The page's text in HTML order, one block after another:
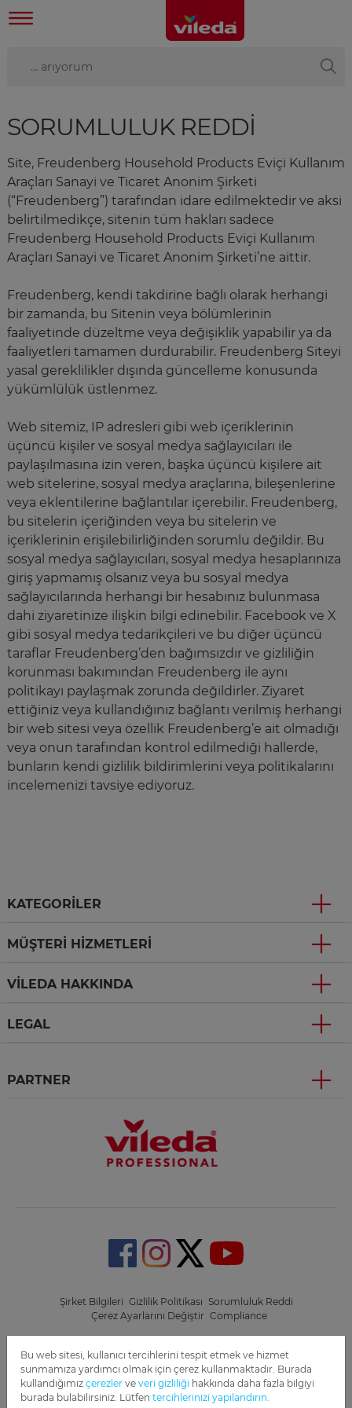
SORUMLULUK REDDI
Site, Freudenberg Household Products Eviçi Kullanım
Araçları Sanayi ve Ticaret Anonim Şirketi
(“Freudenberg”) tarafından idare edilmektedir ve aksi
belirtilmedikçe, sitenin tüm hakları sadece
Freudenberg Household Products Eviçi Kullanım
Araçları Sanayi ve Ticaret Anonim Şirketi’ne aittir.
Freudenberg, kendi takdirine bağlı olarak herhangi
bir zamanda, bu Sitenin veya bölümlerinin
faaliyetinde düzeltme veya değişiklik yapabilir ya da
faaliyetleri tamamen durdurabilir. Freudenberg Siteyi
yasal gereklilikler dışında güncelleme konusunda
yükümlülük üstlenmez.
Web sitemiz, IP adresleri gibi web içeriklerinin
üçüncü kişiler ve sosyal medya sağlayıcıları ile
paylaşılmasına izin veren, başka üçüncü kişilere ait
web sitelerine, sosyal medya araçlarına, bileşenlerine
veya eklentilerine bağlantılar içerebilir. Freudenberg,
bu sitelerin içeriğinden veya bu sitelerin ve
içeriklerinin erişilebilirliğinden sorumlu değildir. Bu
sosyal medya sağlayıcıları, sosyal medya hesaplarınıza
giriş yapmamış olsanız veya bu sosyal medya
sağlayıcılarında herhangi bir hesabınız bulunmasa
dahi ziyaretinize ilişkin bilgi edinebilir. Facebook ve X
gibi sosyal medya tedarikçileri ve bu diğer üçüncü
taraflar Freudenberg’den bağımsızdır ve gizliliğin
korunması bakımından Freudenberg ile aynı
politikayı paylaşmak zorunda değildirler. Ziyaret
ettiğiniz veya kullandığınız bağlantı verilmiş herhangi
bir web sitesi veya özellik Freudenberg’e ait olmadığı
veya onun tarafından kontrol edilmediği hallerde,
bunların kendi gizlilik bildirimlerini veya politikalarını
incelemenizi tavsiye ediyoruz.
KATEGORILER
MÜŞTERI HIZMETLERI
VILEDA HAKKINDA
LEGAL
PARTNER
Copyright 2022 Freudenberg Home and Cleaning Solutions
GmbH.
Şirket Bilgileri Gizlilik Politikası Sorumluluk Reddi
Çerez Ayarlarını Değiştir Compliance
Bu web sitesi, kullanıcı tercihlerini tespit etmek ve hizmet
sunmamıza yardımcı olmak için çerez kullanmaktadır. Burada
kullandığımız çerezler ve veri gizliliği hakkında daha fazla bilgiyi
burada bulabilirsiniz. Lütfen tercihlerinizi yapılandırın.